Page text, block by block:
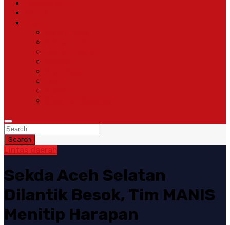
Search
Lintas daerah
Sekda Aceh Selatan
Dilantik Besok, Tim MANIS
Menitip Harapan